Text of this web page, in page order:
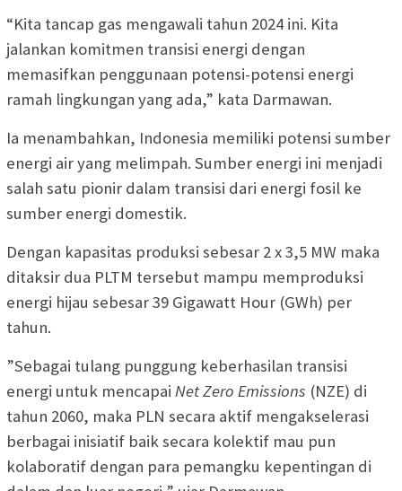
“Kita tancap gas mengawali tahun 2024 ini. Kita
jalankan komitmen transisi energi dengan
memasifkan penggunaan potensi-potensi energi
ramah lingkungan yang ada,” kata Darmawan.
Ia menambahkan, Indonesia memiliki potensi sumber
energi air yang melimpah. Sumber energi ini menjadi
salah satu pionir dalam transisi dari energi fosil ke
sumber energi domestik.
Dengan kapasitas produksi sebesar 2 x 3,5 MW maka
ditaksir dua PLTM tersebut mampu memproduksi
energi hijau sebesar 39 Gigawatt Hour (GWh) per
tahun.
”Sebagai tulang punggung keberhasilan transisi
energi untuk mencapai Net Zero Emissions (NZE) di
tahun 2060, maka PLN secara aktif mengakselerasi
berbagai inisiatif baik secara kolektif mau pun
kolaboratif dengan para pemangku kepentingan di